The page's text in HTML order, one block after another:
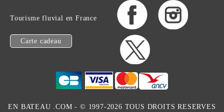
Tourisme fluvial en France
Carte cadeau
EN BATEAU .COM - © 1997-2026 TOUS DROITS RESERVES